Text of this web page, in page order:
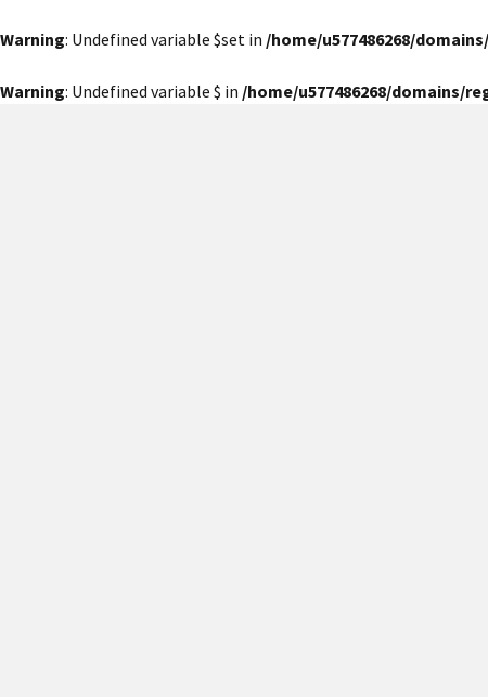
Warning: Undefined variable $set in /home/u577486268/
Warning: Undefined variable $ in /home/u577486268/